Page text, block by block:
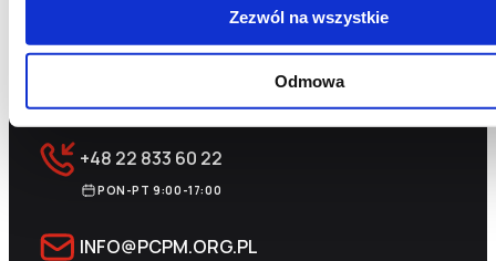
Zezwól na wszystkie
Odmowa
+48 22 833 60 22
PON-PT 9:00-17:00
INFO@PCPM.ORG.PL